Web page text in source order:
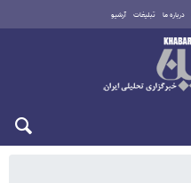
درباره ما تبلیغات آرشیو